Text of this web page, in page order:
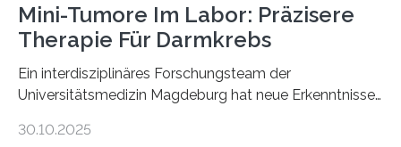
Mini-Tumore Im Labor: Präzisere
Therapie Für Darmkrebs
Ein interdisziplinäres Forschungsteam der
Universitätsmedizin Magdeburg hat neue Erkenntnisse
behandelt werden kann. In ihrer aktuellen Studie,
30.10.2025